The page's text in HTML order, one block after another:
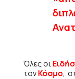
Όλες οι
τονΚόσμο,